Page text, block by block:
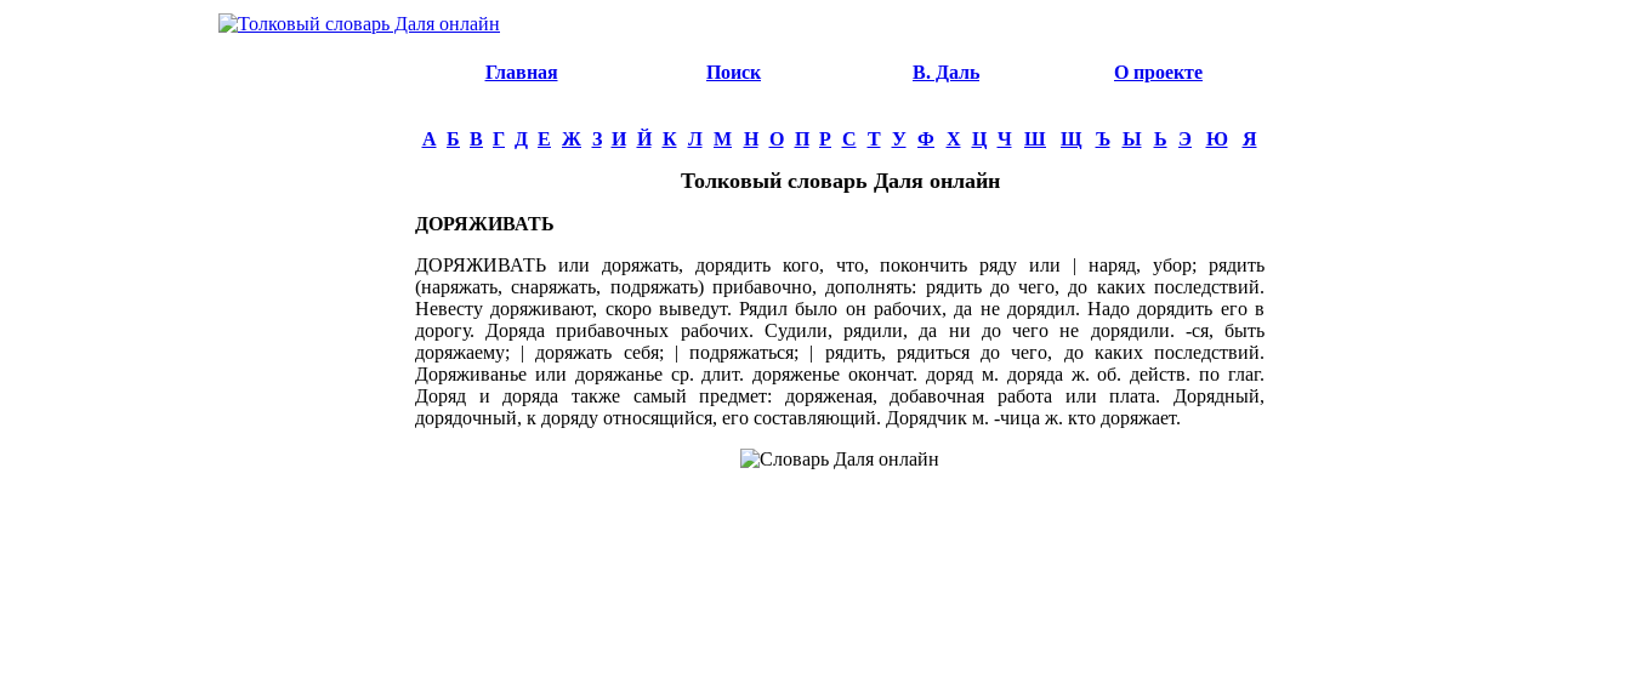
Главная Поиск В. Даль О проекте
А Б В Г Д Е Ж З И Й К Л М Н О П Р С Т У Ф Х Ц Ч Ш Щ Ъ Ы Ь Э Ю Я
Толковый словарь Даля онлайн
ДОРЯЖИВАТЬ
ДОРЯЖИВАТЬ или доряжать, дорядить кого, что, покончить ряду или | наряд, убор; рядить
(наряжать, снаряжать, подряжать) прибавочно, дополнять: рядить до чего, до каких последствий.
Невесту доряживают, скоро выведут. Рядил было он рабочих, да не дорядил. Надо дорядить его в
дорогу. Доряда прибавочных рабочих. Судили, рядили, да ни до чего не дорядили. -ся, быть
доряжаему; | доряжать себя; | подряжаться; | рядить, рядиться до чего, до каких последствий.
Доряживанье или доряжанье ср. длит. доряженье окончат. доряд м. доряда ж. об. действ. по глаг.
Доряд и доряда также самый предмет: доряженая, добавочная работа или плата. Дорядный,
дорядочный, к доряду относящийся, его составляющий. Дорядчик м. -чица ж. кто доряжает.